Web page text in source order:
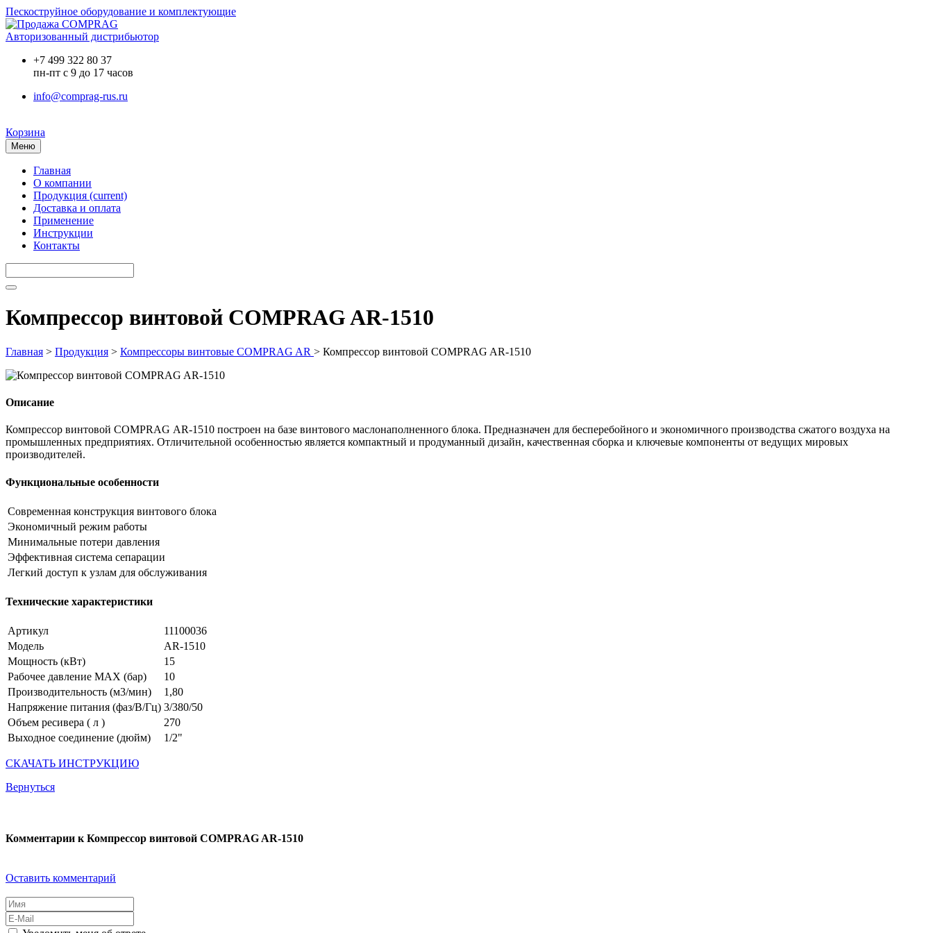
Пескоструйное оборудование и комплектующие
Авторизованный дистрибьютор
+7 499 322 80 37
пн-пт с 9 до 17 часов
info@comprag-rus.ru
Корзина
Меню
Главная
О компании
Продукция (current)
Доставка и оплата
Применение
Инструкции
Контакты
Компрессор винтовой COMPRAG AR-1510
Главная > Продукция > Компрессоры винтовые COMPRAG AR > Компрессор винтовой COMPRAG AR-1510
Описание
Компрессор винтовой COMPRAG АR-1510 построен на базе винтового маслонаполненного блока. Предназначен для бесперебойного и экономичного производства сжатого воздуха на
промышленных предприятиях. Отличительной особенностью является компактный и продуманный дизайн, качественная сборка и ключевые компоненты от ведущих мировых
производителей.
Функциональные особенности
Современная конструкция винтового блока
Экономичный режим работы
Минимальные потери давления
Эффективная система сепарации
Легкий доступ к узлам для обслуживания
Технические характеристики
Артикул
11100036
Модель
АR-1510
Мощность (кВт)
15
Рабочее давление MAX (бар)
10
Производительность (м3/мин)
1,80
Напряжение питания (фаз/В/Гц) 3/380/50
Объем ресивера ( л )
270
Выходное соединение (дюйм)
1/2"
СКАЧАТЬ ИНСТРУКЦИЮ
Вернуться
Комментарии к Компрессор винтовой COMPRAG AR-1510
Оставить комментарий